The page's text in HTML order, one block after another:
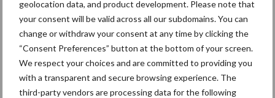
geolocation data, and product development. Please note that
your consent will be valid across all our subdomains. You can
change or withdraw your consent at any time by clicking the
“Consent Preferences” button at the bottom of your screen.
We respect your choices and are committed to providing you
with a transparent and secure browsing experience. The
third-party vendors are processing data for the following
Toekomstblik
Een belangrijk moment tijdens de velddag was de officiële
ondertekening van de samenwerking
tussen Smartdrip en Netafim, fabrikant van irrigatie-